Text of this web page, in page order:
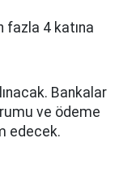
fazla 4 katına
Bankalar
ve ödeme
edecek.